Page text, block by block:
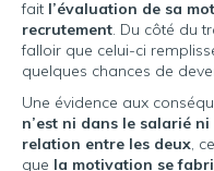
fait l’évaluation de sa
recrutement. Du côté du
falloir que celui-ci
quelques chances de
Une évidence aux
n’est ni dans le salarié
relation entre les deux,
que la motivation se